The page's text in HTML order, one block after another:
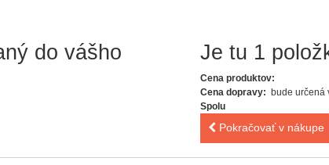
do vášho
Je tu 1
Cena produktov:
Cena dopravy: bude určená
Spolu
Pokračovať v nákupe